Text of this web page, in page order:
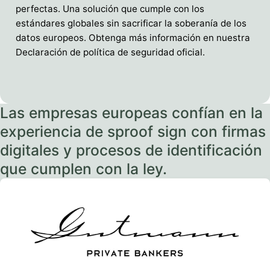
perfectas. Una solución que cumple con los
estándares globales sin sacrificar la soberanía de los
datos europeos. Obtenga más información en nuestra
Declaración de política de seguridad oficial.
Las empresas europeas confían en la
experiencia de sproof sign con firmas
digitales y procesos de identificación
que cumplen con la ley.